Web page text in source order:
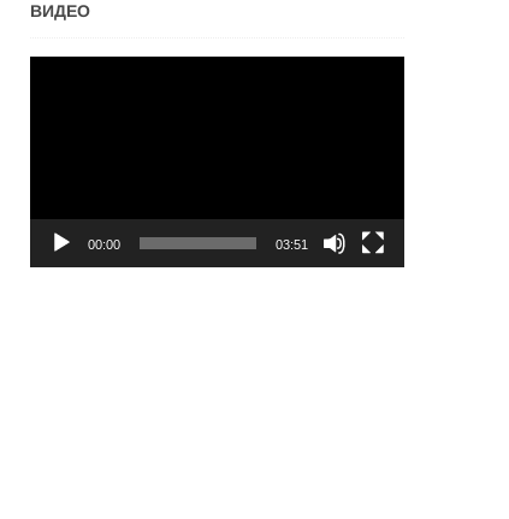
ВИДЕО
00:00 03:51